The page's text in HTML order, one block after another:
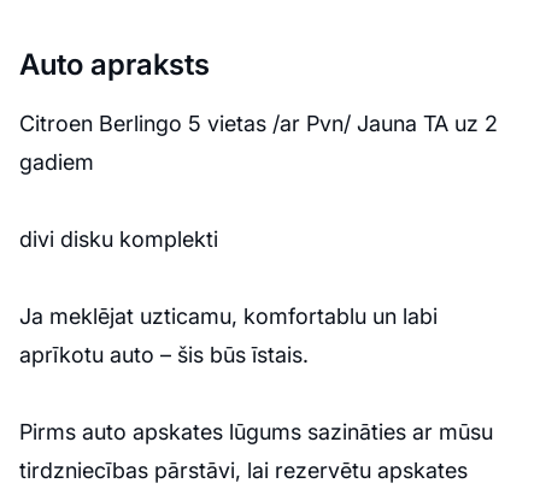
Auto apraksts
Citroen Berlingo 5 vietas /ar Pvn/ Jauna TA uz 2
gadiem
divi disku komplekti
Ja meklējat uzticamu, komfortablu un labi
aprīkotu auto – šis būs īstais.
Pirms auto apskates lūgums sazināties ar mūsu
tirdzniecības pārstāvi, lai rezervētu apskates